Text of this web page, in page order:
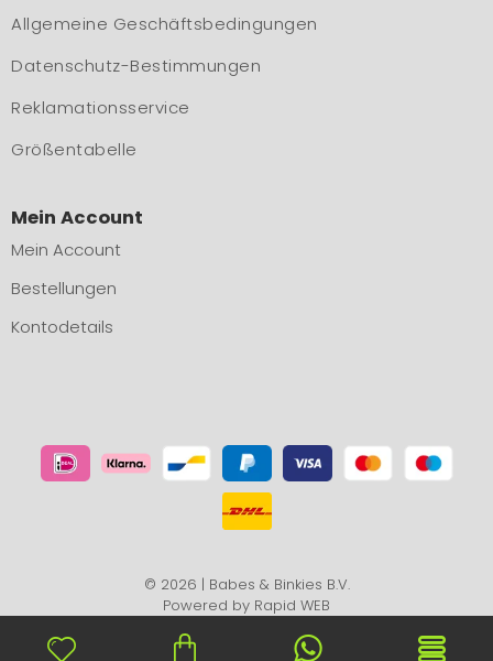
Allgemeine Geschäftsbedingungen
Datenschutz-Bestimmungen
Reklamationsservice
Größentabelle
Mein Account
Mein Account
Bestellungen
Kontodetails
© 2026 | Babes & Binkies B.V.
Powered by Rapid WEB